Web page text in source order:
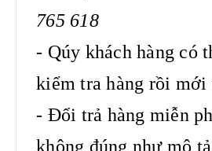
765 618
- Qúy khách hàng có
kiểm tra hàng rồi mới
- Đổi trả hàng miễn
không đúng như mô